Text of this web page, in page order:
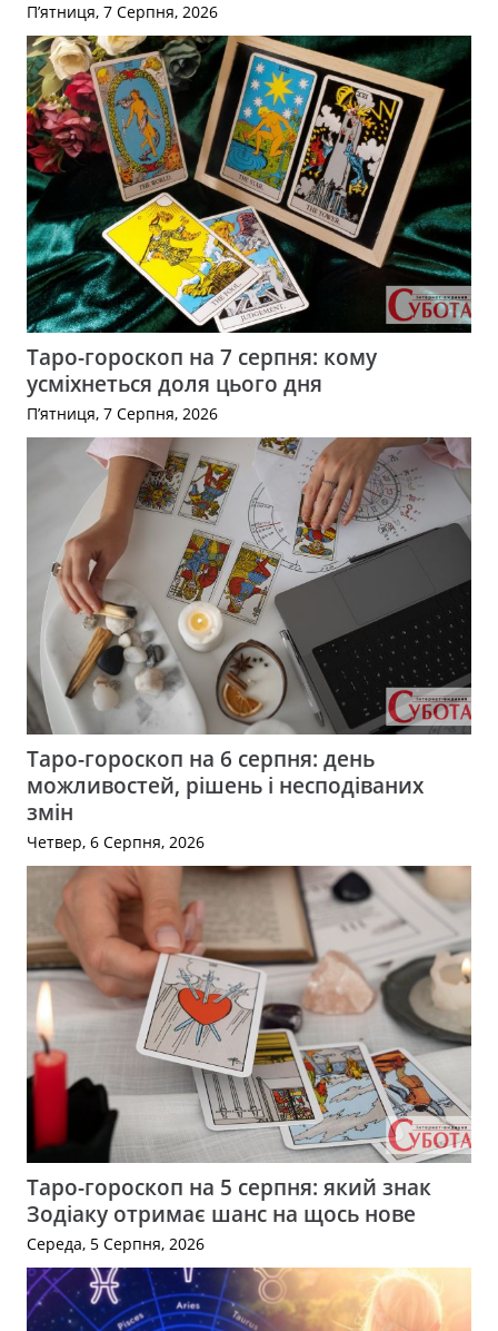
П’ятниця, 7 Серпня, 2026
Таро-гороскоп на 7 серпня: кому
усміхнеться доля цього дня
П’ятниця, 7 Серпня, 2026
Таро-гороскоп на 6 серпня: день
можливостей, рішень і несподіваних
змін
Четвер, 6 Серпня, 2026
Таро-гороскоп на 5 серпня: який знак
Зодіаку отримає шанс на щось нове
Середа, 5 Серпня, 2026